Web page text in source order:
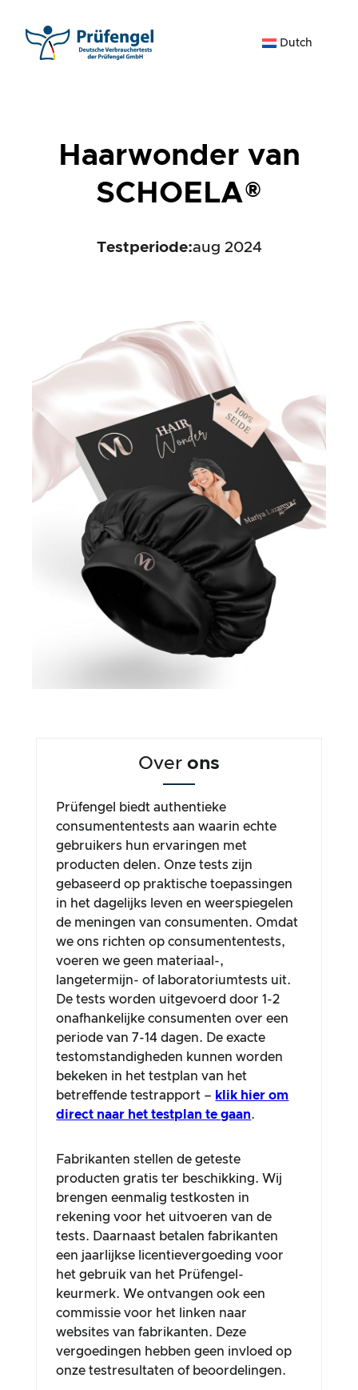
naar
Dutch
Haarwonder van
SCHOELA®
Testperiode:aug 2024
Over ons
Prüfengel biedt authentieke
consumententests aan waarin echte
gebruikers hun ervaringen met
producten delen. Onze tests zijn
gebaseerd op praktische toepassingen
in het dagelijks leven en weerspiegelen
de meningen van consumenten. Omdat
we ons richten op consumententests,
voeren we geen materiaal-,
langetermijn- of laboratoriumtests uit.
De tests worden uitgevoerd door 1-2
onafhankelijke consumenten over een
periode van 7-14 dagen. De exacte
testomstandigheden kunnen worden
bekeken in het testplan van het
betreffende testrapport – klik hier om
direct naar het testplan te gaan.
Fabrikanten stellen de geteste
producten gratis ter beschikking. Wij
brengen eenmalig testkosten in
rekening voor het uitvoeren van de
tests. Daarnaast betalen fabrikanten
een jaarlijkse licentievergoeding voor
het gebruik van het Prüfengel-
keurmerk. We ontvangen ook een
commissie voor het linken naar
websites van fabrikanten. Deze
vergoedingen hebben geen invloed op
onze testresultaten of beoordelingen.